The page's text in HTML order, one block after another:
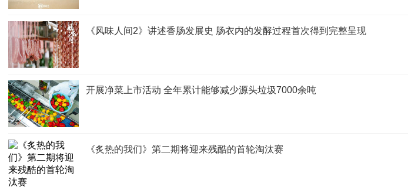
《风味人间2》讲述香肠发展史 肠衣内的发酵过程首次得到完整呈现
开展净菜上市活动 全年累计能够减少源头垃圾7000余吨
《炙热的我们》第二期将迎来残酷的首轮淘汰赛